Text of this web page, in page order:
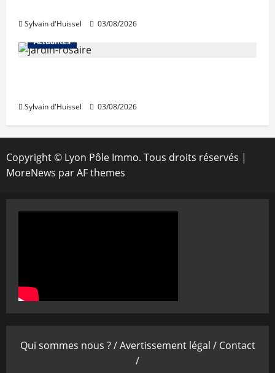
Sylvain d'Huissel
03/08/2026
Actualités
Sylvain d'Huissel 03/08/2026
Copyright © Lyon Pôle Immo. Tous droits réservés |
MoreNews par AF themes
Qui sommes nous ? /Avertissement légal / Contact
/